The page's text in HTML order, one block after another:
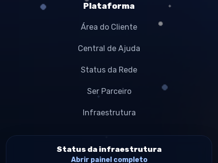
Plataforma
Área do Cliente
Central de Ajuda
Status da Rede
Ser Parceiro
Infraestrutura
Status da infraestrutura
Abrir painel completo